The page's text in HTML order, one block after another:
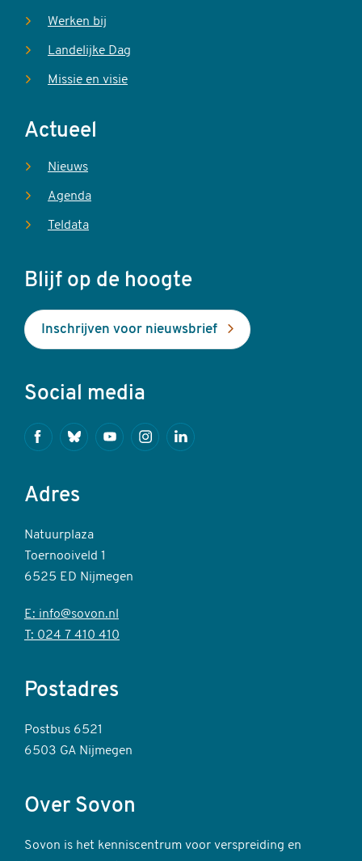
Werken bij
Landelijke Dag
Missie en visie
Actueel
Nieuws
Agenda
Teldata
Blijf op de hoogte
Inschrijven voor nieuwsbrief
Social media
FacebookBlueskyYoutubeInstagramLinkedin
Adres
Natuurplaza
Toernooiveld 1
6525 ED Nijmegen
E: info@sovon.nl
T: 024 7 410 410
Postadres
Postbus 6521
6503 GA Nijmegen
Over Sovon
Sovon is het kenniscentrum voor verspreiding en